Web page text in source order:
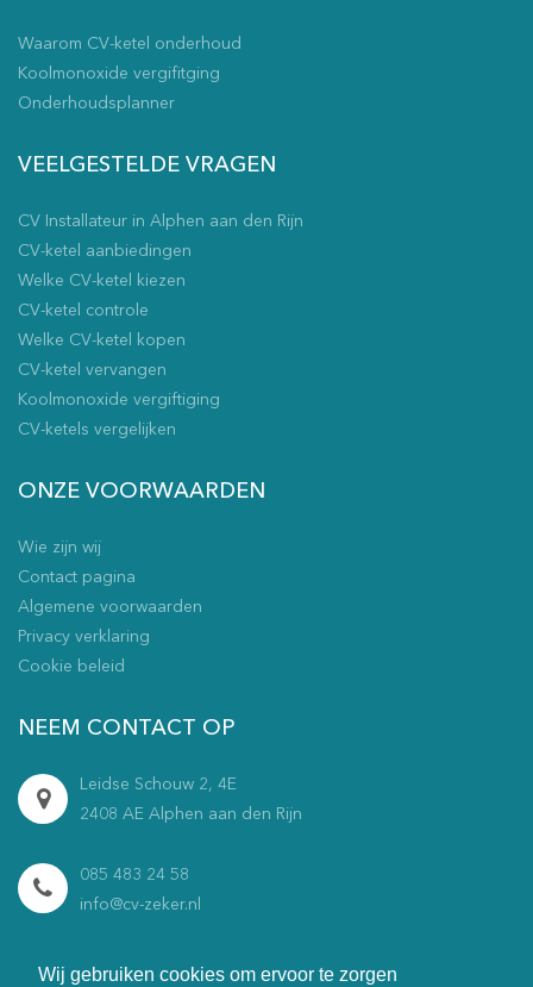
Wij gebruiken cookies om ervoor te zorgen
Waarom CV-ketel onderhoud
Koolmonoxide vergifitging
Onderhoudsplanner
VEELGESTELDE VRAGEN
CV Installateur in Alphen aan den Rijn
CV-ketel aanbiedingen
Welke CV-ketel kiezen
CV-ketel controle
Welke CV-ketel kopen
CV-ketel vervangen
Koolmonoxide vergiftiging
CV-ketels vergelijken
ONZE VOORWAARDEN
Wie zijn wij
Contact pagina
Algemene voorwaarden
Privacy verklaring
Cookie beleid
NEEM CONTACT OP
Leidse Schouw 2, 4E
2408 AE Alphen aan den Rijn
085 483 24 58
info@cv-zeker.nl
Maandag t/m vrijdag